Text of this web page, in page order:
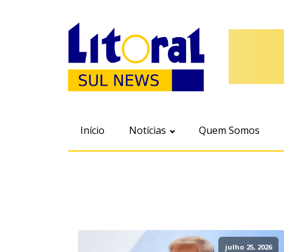
Início Notícias Quem Somos
julho 25, 2026